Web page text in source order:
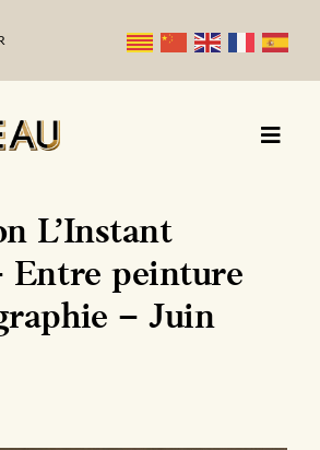
L’Instant
Entre peinture
– Juin